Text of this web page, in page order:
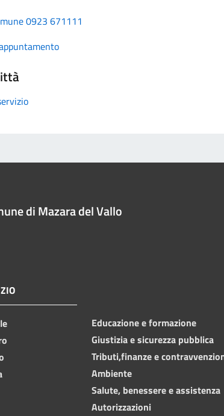
0923 671111
di Mazara del Vallo
Educazione e formazione
Giustizia e sicurezza pubblica
Tributi,finanze e
Ambiente
Salute, benessere e assistenza
Autorizzazioni